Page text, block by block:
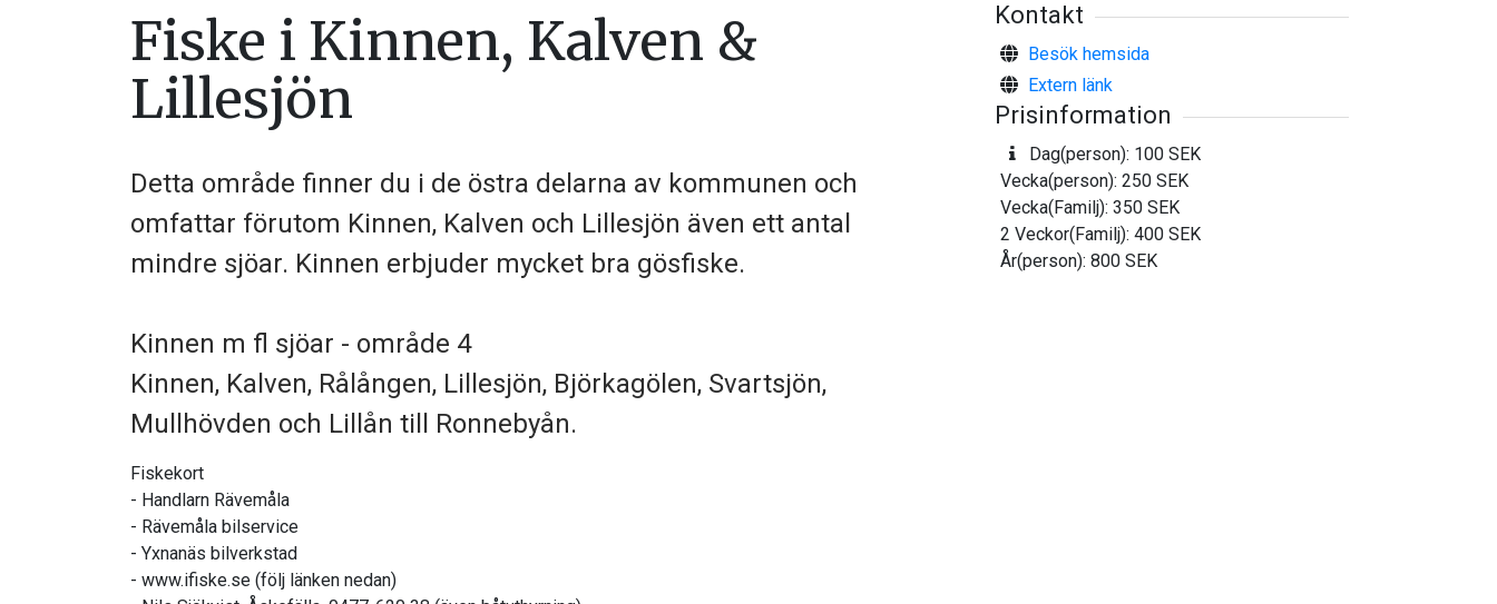
Fiske i Kinnen, Kalven &
Lillesjön
Detta område finner du i de östra delarna av kommunen och
omfattar förutom Kinnen, Kalven och Lillesjön även ett antal
mindre sjöar. Kinnen erbjuder mycket bra gösfiske.
Kinnen m fl sjöar - område 4
Kinnen, Kalven, Rålången, Lillesjön, Björkagölen, Svartsjön,
Mullhövden och Lillån till Ronnebyån.
Fiskekort
- Handlarn Rävemåla
- Rävemåla bilservice
- Yxnanäs bilverkstad
- www.ifiske.se (följ länken nedan)
Kontakt
Besök hemsida
Extern länk
Prisinformation
Dag(person): 100 SEK
Vecka(person): 250 SEK
Vecka(Familj): 350 SEK
2 Veckor(Familj): 400 SEK
År(person): 800 SEK